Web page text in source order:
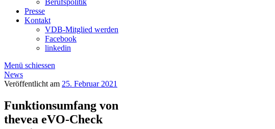
Berufspolitik
Presse
Kontakt
VDB-Mitglied werden
Facebook
linkedin
Menü schiessen
News
Veröffentlicht am 25. Februar 2021
Funktionsumfang von
thevea eVO-Check